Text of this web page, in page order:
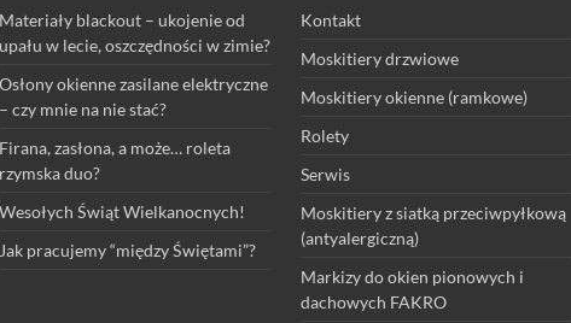
Materiały blackout – ukojenie od
upału w lecie, oszczędności w zimie?
Osłony okienne zasilane elektryczne
– czy mnie na nie stać?
Firana, zasłona, a może… roleta
rzymska duo?
Wesołych Świąt Wielkanocnych!
Jak pracujemy “między Świętami”?
Kontakt
Moskitiery drzwiowe
Moskitiery okienne (ramkowe)
Rolety
Serwis
Moskitiery z siatką przeciwpyłkową
(antyalergiczną)
Markizy do okien pionowych i
dachowych FAKRO